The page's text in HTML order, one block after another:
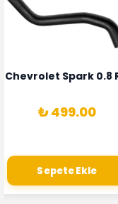
1628HN-
Alternatörü
Chevrolet Spark 0.8
₺ 499.00
Sepete Ekle